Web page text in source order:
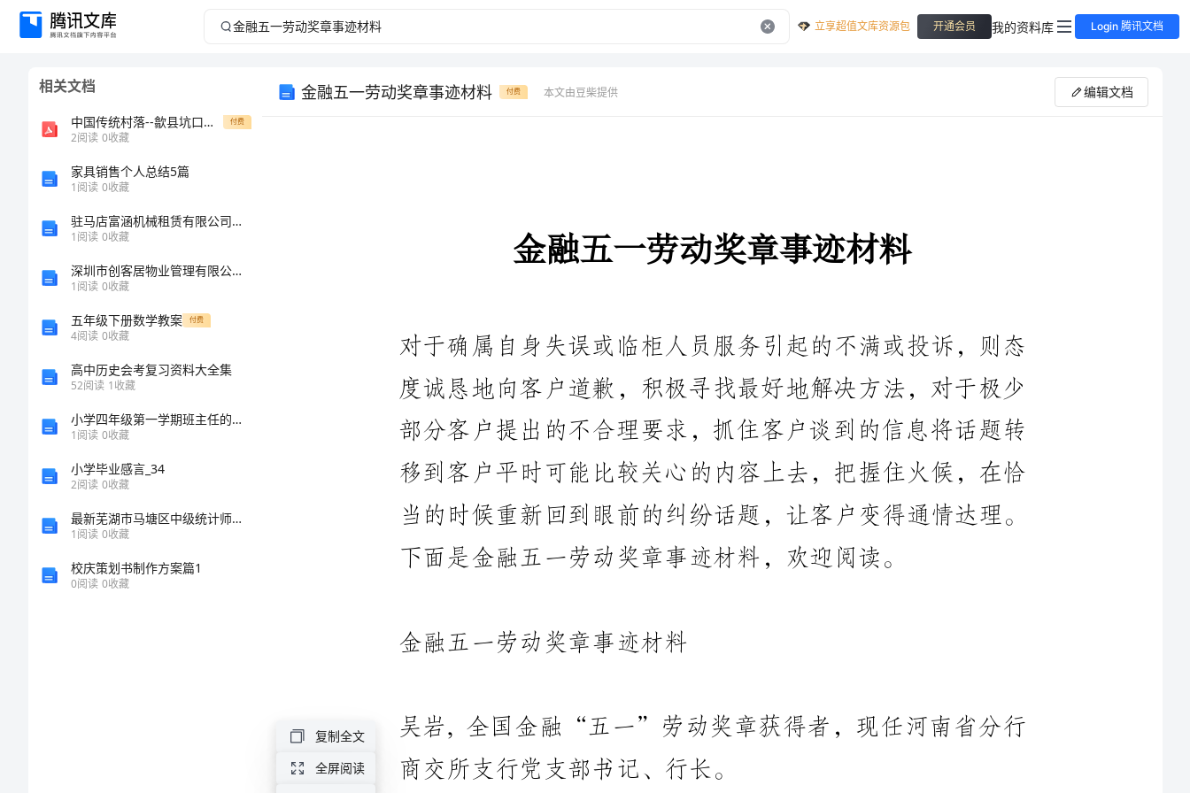
金
立享超值文库资源包 开通会员 我的资料库 Login 腾讯文档
相关文档
中国传统村落--歙县坑口乡柔川村 付费
2阅读 0收藏
家具销售个人总结5篇
1阅读 0收藏
驻马店富涵机械租赁有限公司介绍企业发展分析报告
1阅读 0收藏
深圳市创客居物业管理有限公司介绍企业发展分析报告
1阅读 0收藏
五年级下册数学教案 付费
4阅读 0收藏
高中历史会考复习资料大全集
52阅读 1收藏
小学四年级第一学期班主任的工作总结范文
1阅读 0收藏
小学毕业感言_34
2阅读 0收藏
最新芜湖市马塘区中级统计师《统计基础知识理论及相关知识》模拟预测试卷含解析
1阅读 0收藏
校庆策划书制作方案篇1
0阅读 0收藏
金融五一劳动奖章事迹材料 付费 本文由豆柴提供 编辑文档
不断得到提高。他注重理论联系实际，在实际工作中，积累
对于确属自身失误或临柜人员服务引起的不满或投诉，则态
部分客户提出的不合理要求，抓住客户谈到的信息将话题转
当的时候重新回到眼前的纠纷话题，让客户变得通情达理。
下面是金融五一劳动奖章事迹材料，欢迎阅读。
金融五一劳动奖章事迹材料
吴岩,全国金融“五一”劳动奖章获得者，现任河南省分行
复制全文
全屏阅读